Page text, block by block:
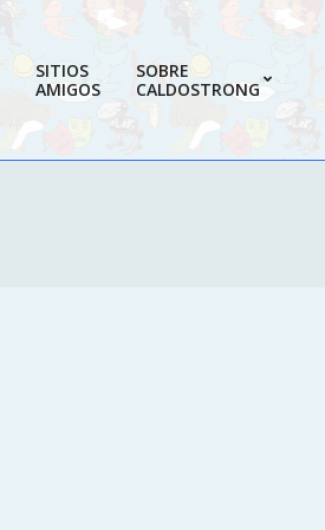
SITIOS
AMIGOS
SOBRE
CALDOSTRONG